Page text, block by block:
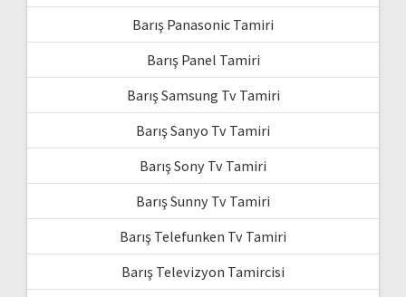
Barış Panasonic Tamiri
Barış Panel Tamiri
Barış Samsung Tv Tamiri
Barış Sanyo Tv Tamiri
Barış Sony Tv Tamiri
Barış Sunny Tv Tamiri
Barış Telefunken Tv Tamiri
Barış Televizyon Tamircisi